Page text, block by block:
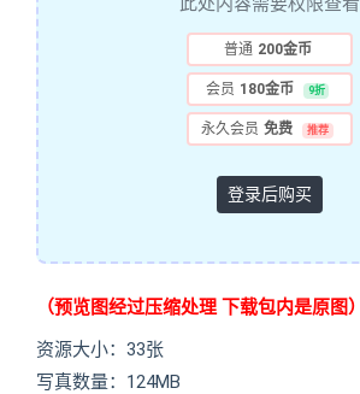
普通 200金币
会员 180金币 9折
永久会员 免费 推荐
登录后购买
（预览图经过压缩处理 下载包内是原图）
资源大小：33张
写真数量：124MB